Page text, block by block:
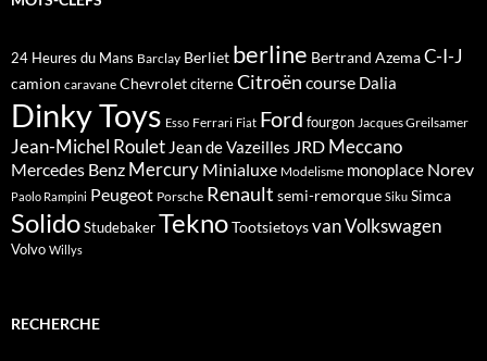
24 Heures du Mans Barclay Berliet berline Bertrand AzemaC-I-J
camion caravane ChevroletciterneCitroën course Dalia
Dinky Toys Esso Ferrari Fiat Ford fourgon Jacques Greilsamer
Jean-Michel Roulet Jean de Vazeilles JRD Meccano
Mercedes Benz Mercury Minialuxe Modelisme monoplace Norev
Paolo Rampini Peugeot Porsche Renault semi-remorque Siku Simca
SolidoStudebakerTeknoTootsietoysvanVolkswagen
Volvo Willys
RECHERCHE